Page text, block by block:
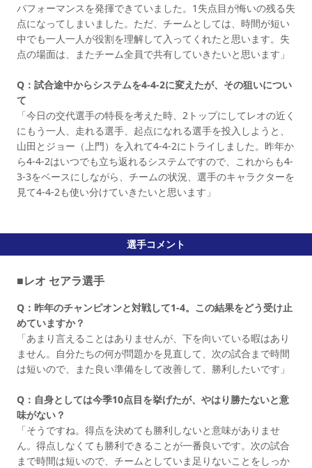
パフォーマンスを発揮できていました。1失点目が悔いの残る失
点になってしまいました。ただ、チームとしては、時間が短い
中でも一人一人が役割を理解して入ってくれたと思います。失
点の場面は、またチーム全員で共有していきたいと思います」
Q：試合途中からシステムを4-4-2に変えたが、その狙いについ
て
「今日の交代選手の特長を考えた時、2トップにしてレオの近く
にもう一人、走れる選手、起点になれる選手を投入しようと、
山田とジョー（上門）を入れて4-4-2にトライしました。昨年か
ら4-4-2はいつでも立ち返れるシステムですので、これからも4-
3-3をベースにしながら、チームの状況、選手のキャラクターを
見て4-4-2も使い分けていきたいと思います」
選手コメント
■レオ セアラ選手
Q：昨年のチャンピオンと対戦して1-4。この結果をどう受け止
めていますか？
「あまり言えることはありませんが、下を向いている暇はあり
ません。自分たちの何が問題かを見直して、次の試合まで時間
は短いので、また良い準備をして改善して、勝利したいです」
Q：自身としては今季10点目を挙げたが、やはり勝たないと意
味がない？
「そうですね。得点を決めても勝利しないと意味がありませ
ん。得点しなくても勝利できることが一番良いです。次の試合
まで時間は短いので、チームとしていま足りないことをしっか